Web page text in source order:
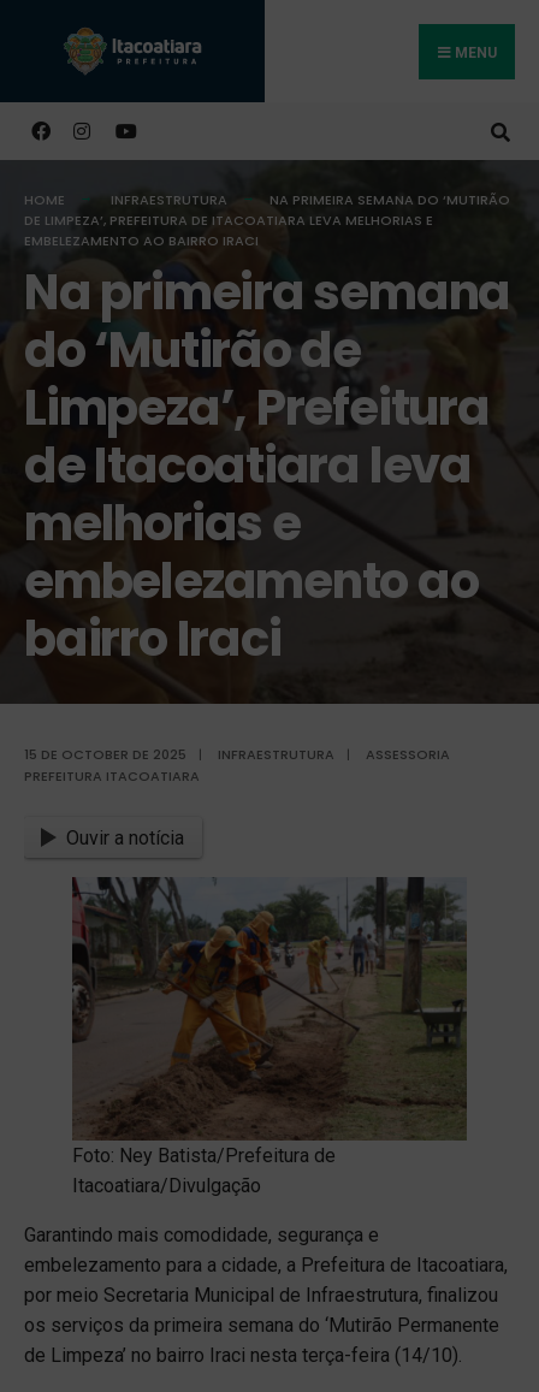
MENU
HOME INFRAESTRUTURA
NA PRIMEIRA SEMANA DO ‘MUTIRÃO
DE LIMPEZA’, PREFEITURA DE ITACOATIARA LEVA MELHORIAS E
EMBELEZAMENTO AO BAIRRO IRACI
Na primeira semana
do ‘Mutirão de
Limpeza’, Prefeitura
de Itacoatiara leva
melhorias e
embelezamento ao
bairro Iraci
15 DE OCTOBER DE 2025 | INFRAESTRUTURA |
ASSESSORIA
PREFEITURA ITACOATIARA
Ouvir a notícia
Foto: Ney Batista/Prefeitura de
Itacoatiara/Divulgação
Garantindo mais comodidade, segurança e
embelezamento para a cidade, a Prefeitura de Itacoatiara,
por meio Secretaria Municipal de Infraestrutura, finalizou
os serviços da primeira semana do ‘Mutirão Permanente
de Limpeza’ no bairro Iraci nesta terça-feira (14/10).
Buscar